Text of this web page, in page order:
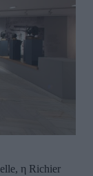
η Richier